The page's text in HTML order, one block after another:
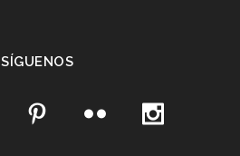
SÍGUENOS